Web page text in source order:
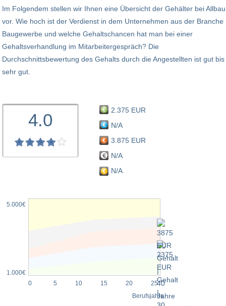
Im Folgendem stellen wir Ihnen eine Übersicht der Gehälter bei Allbau
vor. Wie hoch ist der Verdienst in dem Unternehmen aus der Branche
Baugewerbe und welche Gehaltschancen hat man bei einer
Gehaltsverhandlung im Mitarbeitergespräch? Die
Durchschnittsbewertung des Gehalts durch die Angestellten ist gut bis
sehr gut.
4.0
2.375 EUR
N/A
3.875 EUR
N/A
N/A
5.000€
1.000€
0
5 10 15 20 25
Berufsjahre